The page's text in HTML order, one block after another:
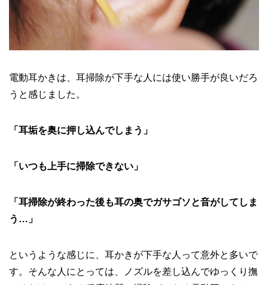
電動耳かきは、耳掃除が下手な人には使い勝手が良いだろ
うと感じました。
「耳垢を奥に押し込んでしまう」
「いつも上手に掃除できない」
「耳掃除が終わった後も耳の奥でガサゴソと音がしてしま
う…」
というような感じに、耳かきが下手な人って意外と多いで
す。そんな人にとっては、ノズルを差し込んでゆっくり撫